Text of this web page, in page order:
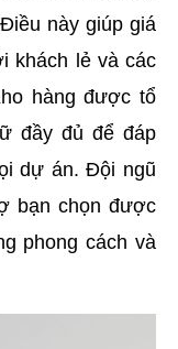
này giúp giá
khách lẻ và các
hàng được tổ
đầy đủ để đáp
dự án. Đội ngũ
bạn chọn được
phong cách và